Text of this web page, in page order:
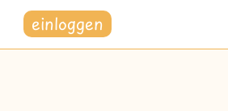
einloggen